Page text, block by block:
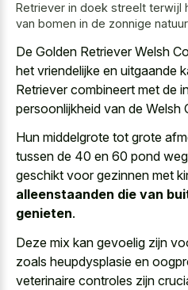
Retriever in doek streelt terwijl
van bomen in de zonnige natuur
De Golden Retriever Welsh
het vriendelijke en uitgaande
Retriever combineert met de
persoonlijkheid van de Welsh
Hun middelgrote tot grote
tussen de 40 en 60 pond
geschikt voor gezinnen met
alleenstaanden die van
genieten.
Deze mix kan gevoelig zijn
zoals heupdysplasie en
veterinaire controles zijn